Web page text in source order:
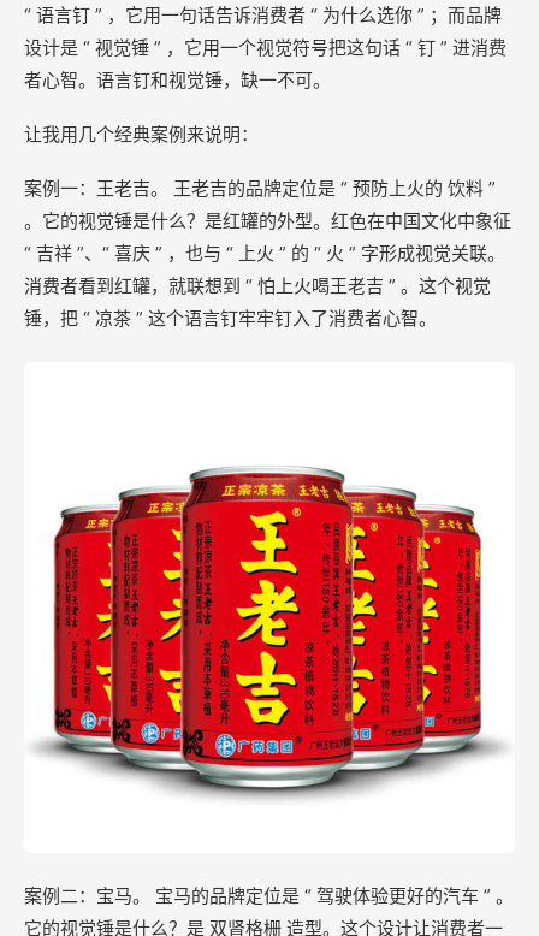
“ 语言钉 ” ，它用一句话告诉消费者 “ 为什么选你 ” ；而品牌
设计是 “ 视觉锤 ” ，它用一个视觉符号把这句话 “ 钉 ” 进消费
者心智。语言钉和视觉锤，缺一不可。
让我用几个经典案例来说明：
案例一：王老吉。 王老吉的品牌定位是 “ 预防上火的 饮料 ”
。它的视觉锤是什么？是红罐的外型。红色在中国文化中象征
“ 吉祥 ”、“ 喜庆 ” ，也与 “ 上火 ” 的 “ 火 ” 字形成视觉关联。
消费者看到红罐，就联想到 “ 怕上火喝王老吉 ” 。这个视觉
锤，把 “ 凉茶 ” 这个语言钉牢牢钉入了消费者心智。
案例二：宝马。 宝马的品牌定位是 “ 驾驶体验更好的汽车 ” 。
它的视觉锤是什么？是 双肾格栅 造型。这个设计让消费者一